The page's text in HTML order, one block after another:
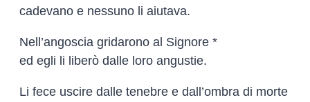
cadevano e nessuno li aiutava.
Nell’angoscia gridarono al Signore *
ed egli li liberò dalle loro angustie.
Li fece uscire dalle tenebre e dall’ombra di morte